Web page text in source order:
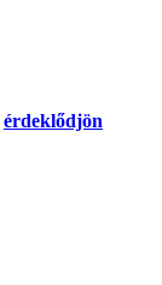
érdeklődjön